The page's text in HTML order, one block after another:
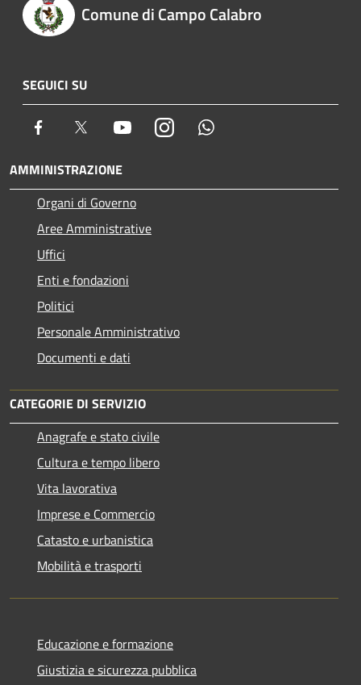
Comune di Campo Calabro
SEGUICI SU
Facebook Twitter YoutubeInstagram
AMMINISTRAZIONE
Organi di Governo
Aree Amministrative
Uffici
Enti e fondazioni
Politici
Personale Amministrativo
Documenti e dati
CATEGORIE DI SERVIZIO
Anagrafe e stato civile
Cultura e tempo libero
Vita lavorativa
Imprese e Commercio
Catasto e urbanistica
Mobilità e trasporti
Educazione e formazione
Giustizia e sicurezza pubblica